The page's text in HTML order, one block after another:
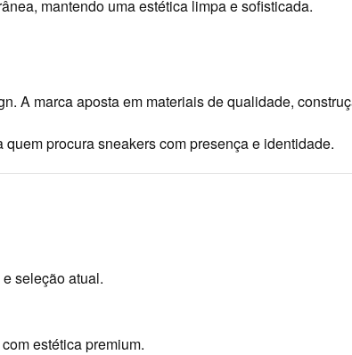
mantendo uma estética limpa e sofisticada.
A marca aposta em materiais de qualidade,
quem procura sneakers com presença e identidade.
seleção atual.
estética premium.